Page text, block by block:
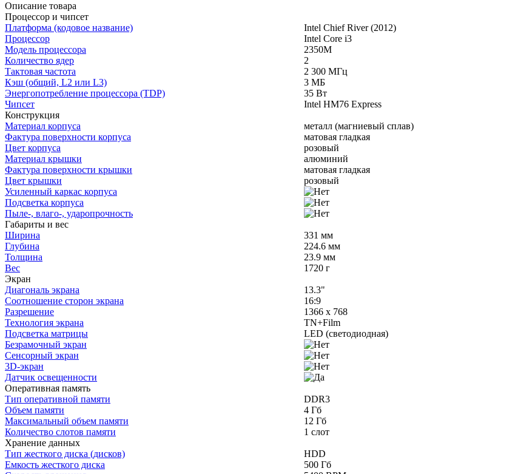
Описание товара
Процессор и чипсет
Платформа (кодовое название)
Intel Chief River (2012)
Процессор
Intel Core i3
Модель процессора
2350M
Количество ядер
2
Тактовая частота
2 300 МГц
Кэш (общий, L2 или L3)
3 МБ
Энергопотребление процессора (TDP)
35 Вт
Чипсет
Intel HM76 Express
Конструкция
Материал корпуса
металл (магниевый сплав)
Фактура поверхности корпуса
матовая гладкая
Цвет корпуса
розовый
Материал крышки
алюминий
Фактура поверхности крышки
матовая гладкая
Цвет крышки
розовый
Усиленный каркас корпуса
Подсветка корпуса
Пыле-, влаго-, ударопрочность
Габариты и вес
Ширина
331 мм
Глубина
224.6 мм
Толщина
23.9 мм
Вес
1720 г
Экран
Диагональ экрана
13.3"
Соотношение сторон экрана
16:9
Разрешение
1366 x 768
Технология экрана
TN+Film
Подсветка матрицы
LED (светодиодная)
Безрамочный экран
Сенсорный экран
3D-экран
Датчик освещенности
Оперативная память
Тип оперативной памяти
DDR3
Объем памяти
4 Гб
Максимальный объем памяти
12 Гб
Количество слотов памяти
1 слот
Хранение данных
Тип жесткого диска (дисков)
HDD
Емкость жесткого диска
500 Гб